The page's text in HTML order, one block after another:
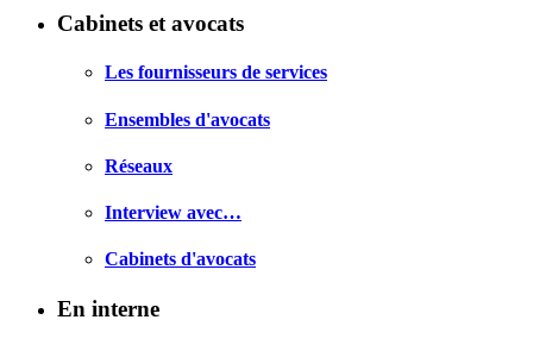
Cabinets et avocats
Les fournisseurs de services
Ensembles d'avocats
Réseaux
Interview avec…
Cabinets d'avocats
En interne